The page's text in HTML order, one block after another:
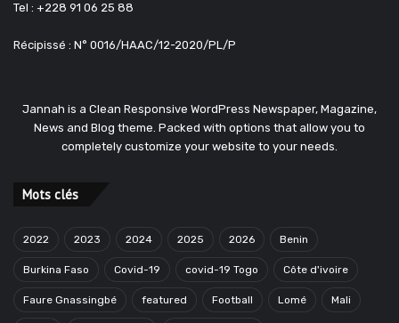
Tel : +228 91 06 25 88
Récipissé : N° 0016/HAAC/12-2020/PL/P
Jannah is a Clean Responsive WordPress Newspaper, Magazine,
News and Blog theme. Packed with options that allow you to
completely customize your website to your needs.
Mots clés
2022 2023 2024 2025 2026 Benin
Burkina Faso Covid-19 covid-19 Togo Côte d'ivoire
Faure Gnassingbé featured Football Lomé Mali